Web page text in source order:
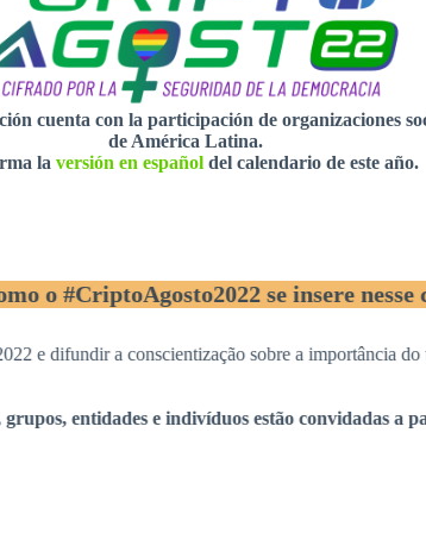
cuenta con la participación de organizaciones
de América Latina.
la versión en españoldel calendario de este año.
#CriptoAgosto2022 se insere nesse
a conscientização sobre a importância do tema,
entidades e indivíduos estão convidadas a